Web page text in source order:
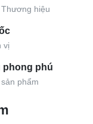
hiệu
vị
phong phú
phẩm